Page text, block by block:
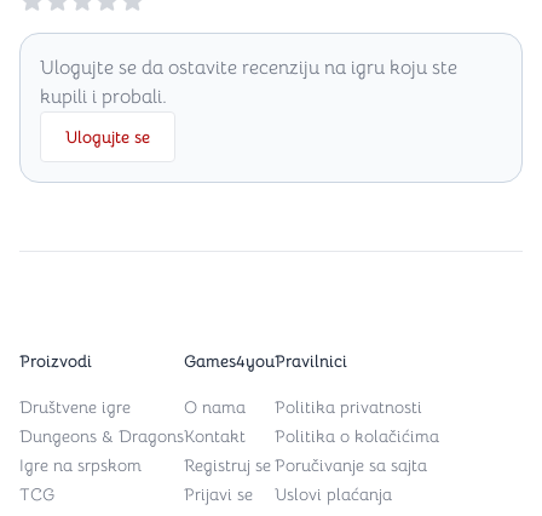
Ulogujte se da ostavite recenziju na igru koju ste
kupili i probali.
Ulogujte se
Proizvodi
Društvene igre
Dungeons & Dragons
Igre na srpskom
TCG
Games4you
O nama
Kontakt
Registruj se
Prijavi se
Pravilnici
Politika privatnosti
Politika o kolačićima
Poručivanje sa sajta
Uslovi plaćanja